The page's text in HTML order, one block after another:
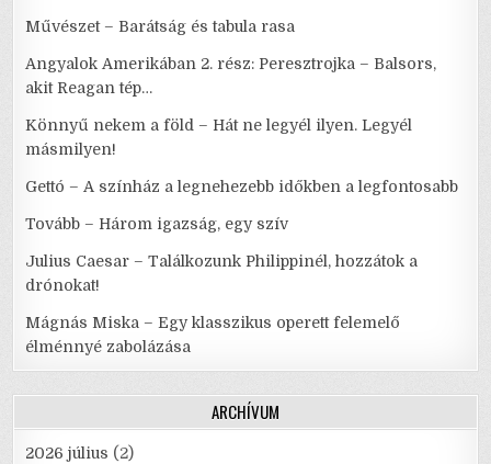
Művészet – Barátság és tabula rasa
Angyalok Amerikában 2. rész: Peresztrojka – Balsors,
akit Reagan tép…
Könnyű nekem a föld – Hát ne legyél ilyen. Legyél
másmilyen!
Gettó – A színház a legnehezebb időkben a legfontosabb
Tovább – Három igazság, egy szív
Julius Caesar – Találkozunk Philippinél, hozzátok a
drónokat!
Mágnás Miska – Egy klasszikus operett felemelő
élménnyé zabolázása
ARCHÍVUM
2026 július (2)